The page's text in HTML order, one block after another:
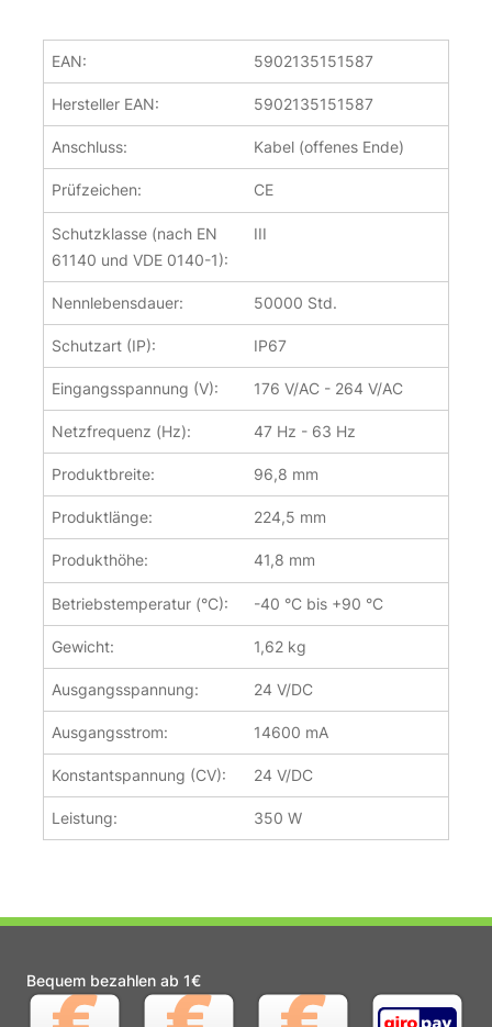
EAN: 5902135151587
Hersteller EAN: 5902135151587
Anschluss: Kabel (offenes Ende)
Prüfzeichen: CE
Schutzklasse (nach EN
61140 und VDE 0140-1):
III
Nennlebensdauer: 50000 Std.
Schutzart (IP): IP67
Eingangsspannung (V): 176 V/AC - 264 V/AC
Netzfrequenz (Hz): 47 Hz - 63 Hz
Produktbreite: 96,8 mm
Produktlänge: 224,5 mm
Produkthöhe: 41,8 mm
Betriebstemperatur (°C): -40 °C bis +90 °C
Gewicht: 1,62 kg
Ausgangsspannung: 24 V/DC
Ausgangsstrom: 14600 mA
Konstantspannung (CV): 24 V/DC
Leistung: 350 W
Bequem bezahlen ab 1€